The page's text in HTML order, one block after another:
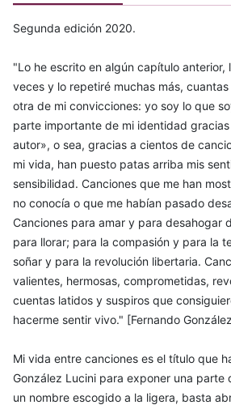
Segunda edición 2020.
"Lo he escrito en algún capítulo anterior,
veces y lo repetiré muchas más,
otra de mi convicciones: yo soy lo que
parte importante de mi identidad
autor», o sea, gracias a cientos de
mi vida, han puesto patas arriba mis
sensibilidad. Canciones que me han
no conocía o que me habían pasado
Canciones para amar y para desahogar
para llorar; para la compasión y para la
soñar y para la revolución libertaria.
valientes, hermosas, comprometidas,
cuentas latidos y suspiros que
hacerme sentir vivo." [Fernando
Mi vida entre canciones es el título que
González Lucini para exponer una parte
un nombre escogido a la ligera, basta